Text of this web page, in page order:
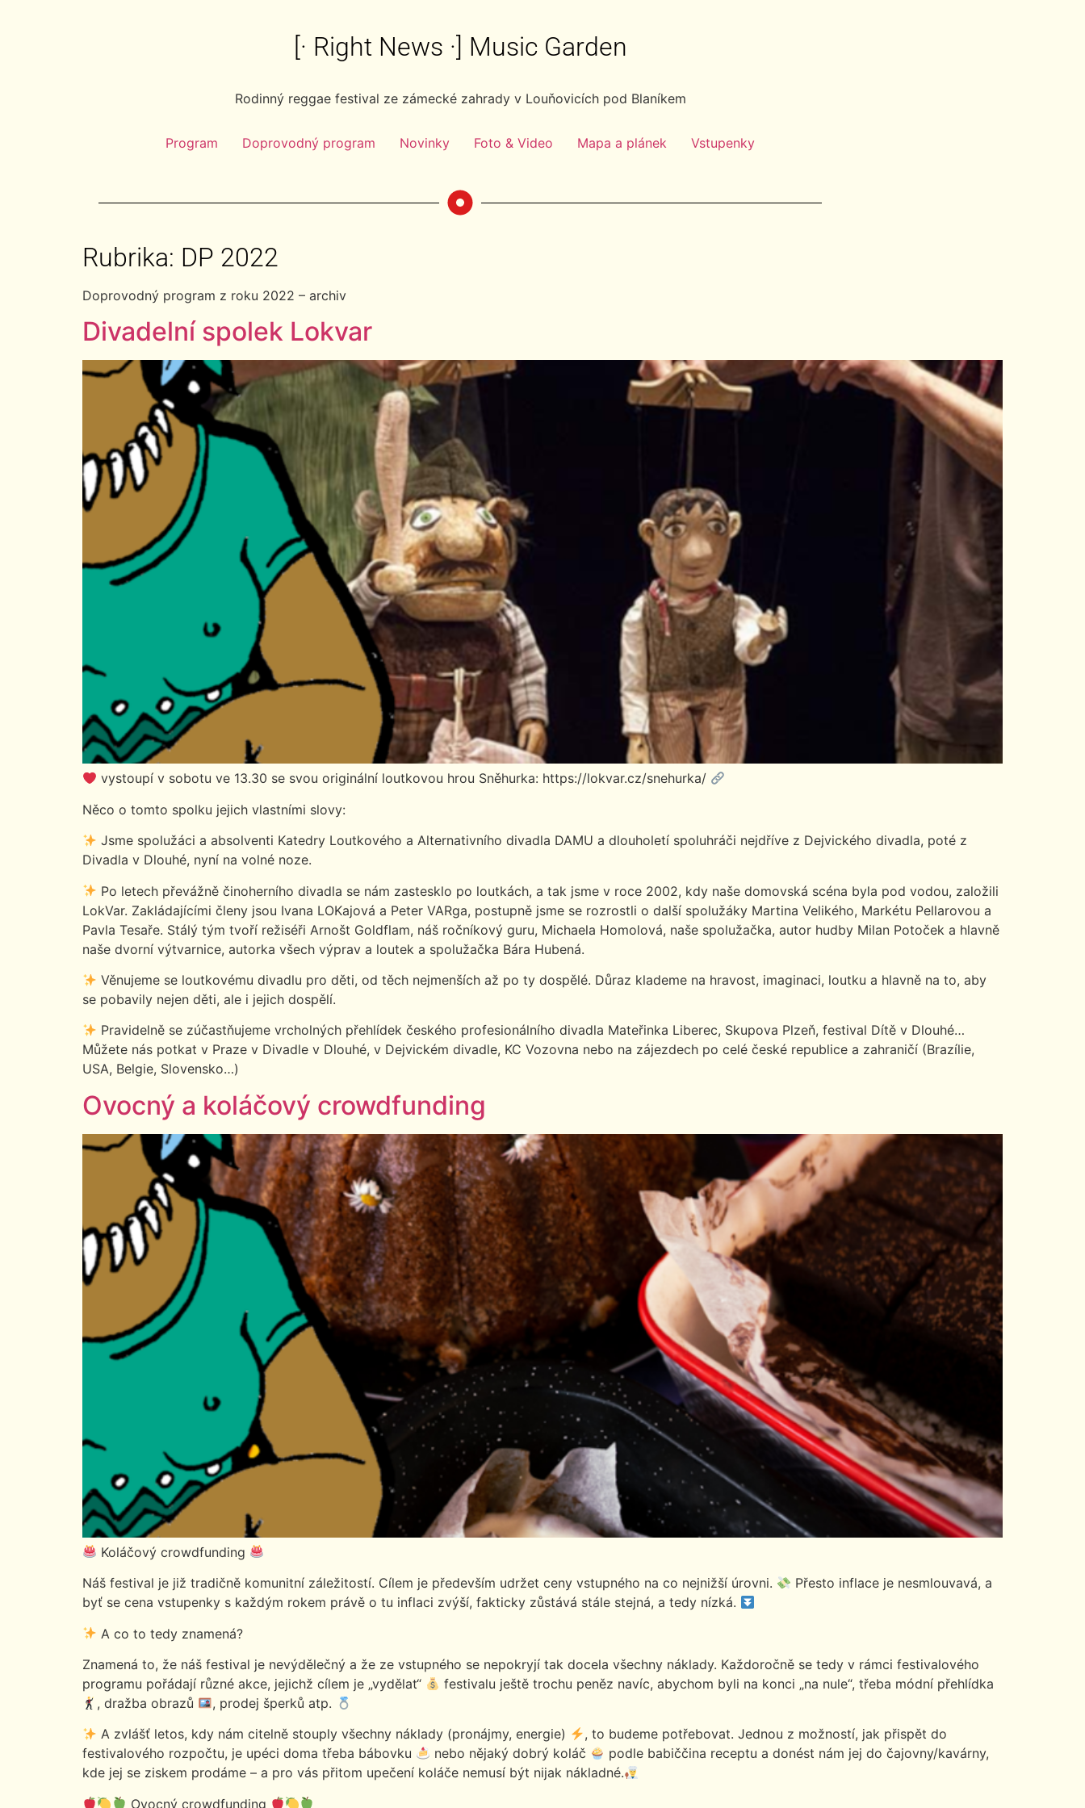
[· Right News ·] Music Garden
Rodinný reggae festival ze zámecké zahrady v Louňovicích pod Blaníkem
Program Doprovodný program Novinky Foto & Video Mapa a plánek Vstupenky
Rubrika: DP 2022
Doprovodný program z roku 2022 – archiv
Divadelní spolek Lokvar
vystoupí v sobotu ve 13.30 se svou originální loutkovou hrou Sněhurka: https://lokvar.cz/snehurka/
Něco o tomto spolku jejich vlastními slovy:
Jsme spolužáci a absolventi Katedry Loutkového a Alternativního divadla DAMU a dlouholetí spoluhráči nejdříve z Dejvického divadla, poté z
Divadla v Dlouhé, nyní na volné noze.
Po letech převážně činoherního divadla se nám zastesklo po loutkách, a tak jsme v roce 2002, kdy naše domovská scéna byla pod vodou, založili
LokVar. Zakládajícími členy jsou Ivana LOKajová a Peter VARga, postupně jsme se rozrostli o další spolužáky Martina Velikého, Markétu Pellarovou a
Pavla Tesaře. Stálý tým tvoří režiséři Arnošt Goldflam, náš ročníkový guru, Michaela Homolová, naše spolužačka, autor hudby Milan Potoček a hlavně
naše dvorní výtvarnice, autorka všech výprav a loutek a spolužačka Bára Hubená.
Věnujeme se loutkovému divadlu pro děti, od těch nejmenších až po ty dospělé. Důraz klademe na hravost, imaginaci, loutku a hlavně na to, aby
se pobavily nejen děti, ale i jejich dospělí.
Pravidelně se zúčastňujeme vrcholných přehlídek českého profesionálního divadla Mateřinka Liberec, Skupova Plzeň, festival Dítě v Dlouhé…
Můžete nás potkat v Praze v Divadle v Dlouhé, v Dejvickém divadle, KC Vozovna nebo na zájezdech po celé české republice a zahraničí (Brazílie,
USA, Belgie, Slovensko…)
Ovocný a koláčový crowdfunding
Koláčový crowdfunding
Náš festival je již tradičně komunitní záležitostí. Cílem je především udržet ceny vstupného na co nejnižší úrovni.
Přesto inflace je nesmlouvavá, a
byť se cena vstupenky s každým rokem právě o tu inflaci zvýší, fakticky zůstává stále stejná, a tedy nízká.
A co to tedy znamená?
Znamená to, že náš festival je nevýdělečný a že ze vstupného se nepokryjí tak docela všechny náklady. Každoročně se tedy v rámci festivalového
programu pořádají různé akce, jejichž cílem je „vydělat“
festivalu ještě trochu peněz navíc, abychom byli na konci „na nule“, třeba módní přehlídka
, dražba obrazů
, prodej šperků atp.
A zvlášť letos, kdy nám citelně stouply všechny náklady (pronájmy, energie)
, to budeme potřebovat. Jednou z možností, jak přispět do
festivalového rozpočtu, je upéci doma třeba bábovku
nebo nějaký dobrý koláč
podle babiččina receptu a donést nám jej do čajovny/kavárny,
kde jej se ziskem prodáme – a pro vás přitom upečení koláče nemusí být nijak nákladné.
Ovocný crowdfunding